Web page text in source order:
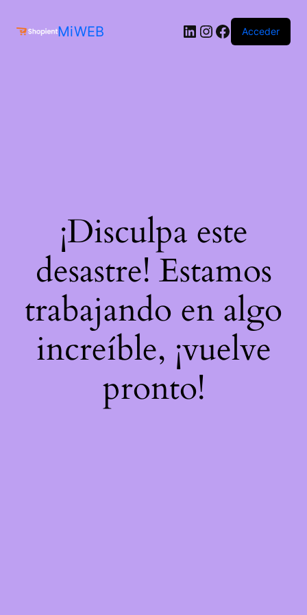
MiWEB Acceder
¡Disculpa este
desastre! Estamos
trabajando en algo
increíble, ¡vuelve
pronto!